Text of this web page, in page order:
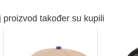
također su kupili